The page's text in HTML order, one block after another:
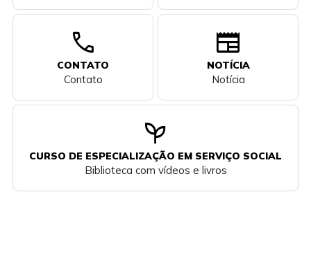
call
CONTATO
Contato
newspaper
NOTÍCIA
Notícia
psychiatry
CURSO DE ESPECIALIZAÇÃO EM SERVIÇO SOCIAL
Biblioteca com vídeos e livros